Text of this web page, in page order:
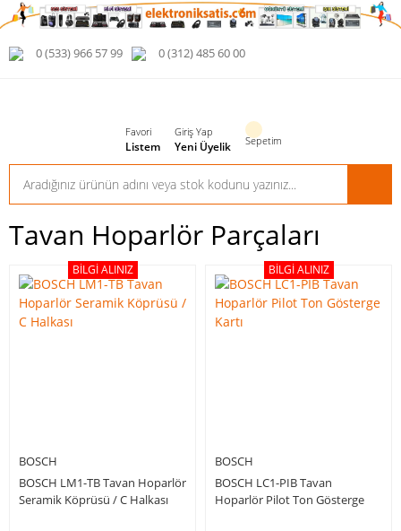
0 (533) 966 57 99 0 (312) 485 60 00
Favori
Listem
Giriş Yap
Yeni Üyelik Sepetim
Tavan Hoparlör Parçaları
BILGI ALINIZ
BOSCH
BOSCH LM1-TB Tavan Hoparlör
Seramik Köprüsü / C Halkası
BILGI ALINIZ
BOSCH
BOSCH LC1-PIB Tavan
Hoparlör Pilot Ton Gösterge